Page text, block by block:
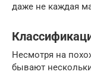
даже не каждая
Несмотря на
бывают